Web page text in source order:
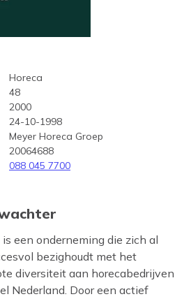
De
Horeca
48
2000
24-10-1998
Meyer Horeca Groep
20064688
088 045 7700
is een onderneming die zich al
bezighoudt met het
diversiteit aan horecabedrijven
Nederland. Door een actief